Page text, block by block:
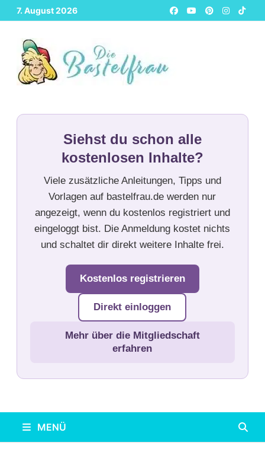
Zurück
zum
Inhalt
7. August 2026
Siehst du schon alle
kostenlosen Inhalte?
Viele zusätzliche Anleitungen, Tipps und
Vorlagen auf bastelfrau.de werden nur
angezeigt, wenn du kostenlos registriert und
eingeloggt bist. Die Anmeldung kostet nichts
und schaltet dir direkt weitere Inhalte frei.
Kostenlos registrieren
Direkt einloggen
Mehr über die Mitgliedschaft
erfahren
MENÜ